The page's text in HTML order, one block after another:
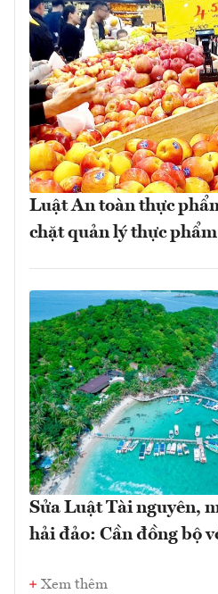
Luật An toàn thực
chặt quản lý thực
Sửa Luật Tài nguyên,
hải đảo: Cần đồng bộ
Xem thêm